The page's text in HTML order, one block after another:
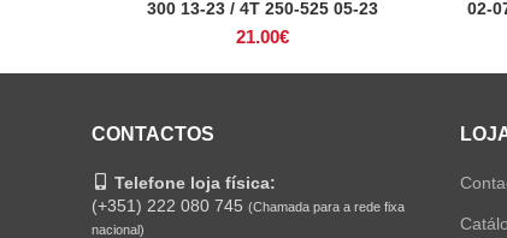
300 13-23 / 4T 250-525 05-23
21.00€
02-
CONTACTOS
Telefone loja física:
(+351) 222 080 745 (Chamada para a rede fixa
nacional)